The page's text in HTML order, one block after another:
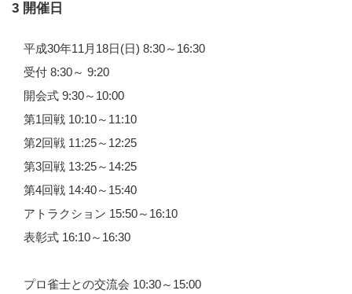
3 開催日
平成30年11月18日(日) 8:30～16:30
受付 8:30～ 9:20
開会式 9:30～10:00
第1回戦 10:10～11:10
第2回戦 11:25～12:25
第3回戦 13:25～14:25
第4回戦 14:40～15:40
アトラクション 15:50～16:10
表彰式 16:10～16:30
プロ雀士との交流会 10:30～15:00